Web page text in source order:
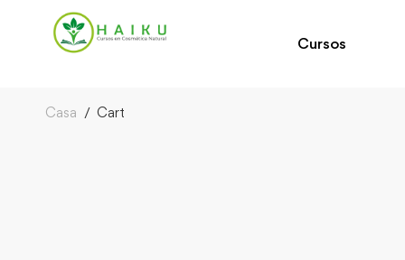
Cursos
Casa Cart